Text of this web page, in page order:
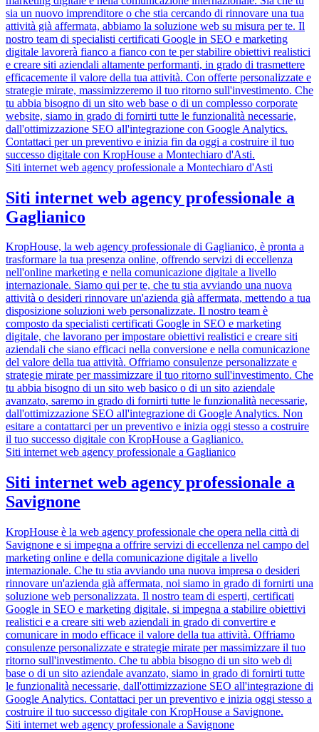
sia un nuovo imprenditore o che stia cercando di rinnovare una tua
attività già affermata, abbiamo la soluzione web su misura per te. Il
nostro team di specialisti certificati Google in SEO e marketing
digitale lavorerà fianco a fianco con te per stabilire obiettivi realistici
e creare siti aziendali altamente performanti, in grado di trasmettere
efficacemente il valore della tua attività. Con offerte personalizzate e
strategie mirate, massimizzeremo il tuo ritorno sull'investimento. Che
tu abbia bisogno di un sito web base o di un complesso corporate
website, siamo in grado di fornirti tutte le funzionalità necessarie,
dall'ottimizzazione SEO all'integrazione con Google Analytics.
Contattaci per un preventivo e inizia fin da oggi a costruire il tuo
successo digitale con KropHouse a Montechiaro d'Asti.
Siti internet web agency professionale a Montechiaro d'Asti
Siti internet web agency professionale a
Gaglianico
KropHouse, la web agency professionale di Gaglianico, è pronta a
trasformare la tua presenza online, offrendo servizi di eccellenza
nell'online marketing e nella comunicazione digitale a livello
internazionale. Siamo qui per te, che tu stia avviando una nuova
attività o desideri rinnovare un'azienda già affermata, mettendo a tua
disposizione soluzioni web personalizzate. Il nostro team è
composto da specialisti certificati Google in SEO e marketing
digitale, che lavorano per impostare obiettivi realistici e creare siti
aziendali che siano efficaci nella conversione e nella comunicazione
del valore della tua attività. Offriamo consulenze personalizzate e
strategie mirate per massimizzare il tuo ritorno sull'investimento. Che
tu abbia bisogno di un sito web basico o di un sito aziendale
avanzato, saremo in grado di fornirti tutte le funzionalità necessarie,
dall'ottimizzazione SEO all'integrazione di Google Analytics. Non
esitare a contattarci per un preventivo e inizia oggi stesso a costruire
il tuo successo digitale con KropHouse a Gaglianico.
Siti internet web agency professionale a Gaglianico
Siti internet web agency professionale a
Savignone
KropHouse è la web agency professionale che opera nella città di
Savignone e si impegna a offrire servizi di eccellenza nel campo del
marketing online e della comunicazione digitale a livello
internazionale. Che tu stia avviando una nuova impresa o desideri
rinnovare un'azienda già affermata, noi siamo in grado di fornirti una
soluzione web personalizzata. Il nostro team di esperti, certificati
Google in SEO e marketing digitale, si impegna a stabilire obiettivi
realistici e a creare siti web aziendali in grado di convertire e
comunicare in modo efficace il valore della tua attività. Offriamo
consulenze personalizzate e strategie mirate per massimizzare il tuo
ritorno sull'investimento. Che tu abbia bisogno di un sito web di
base o di un sito aziendale avanzato, siamo in grado di fornirti tutte
le funzionalità necessarie, dall'ottimizzazione SEO all'integrazione di
Google Analytics. Contattaci per un preventivo e inizia oggi stesso a
costruire il tuo successo digitale con KropHouse a Savignone.
Siti internet web agency professionale a Savignone